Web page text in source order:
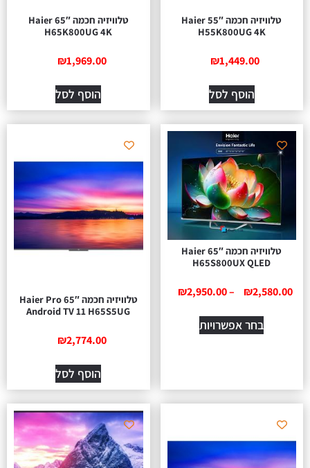
טלוויזיה חכמה 55″ Haier
H55K800UG 4K
₪1,449.00
הוסף לסל
טלוויזיה חכמה 65″ Haier
H65K800UG 4K
₪1,969.00
הוסף לסל
טלוויזיה חכמה 65″ Haier
H65S800UX QLED
₪2,580.00
–
₪2,950.00
בחר אפשרויות
טלוויזיה חכמה 65″ Haier Pro
Android TV 11 H65S5UG
₪2,774.00
הוסף לסל